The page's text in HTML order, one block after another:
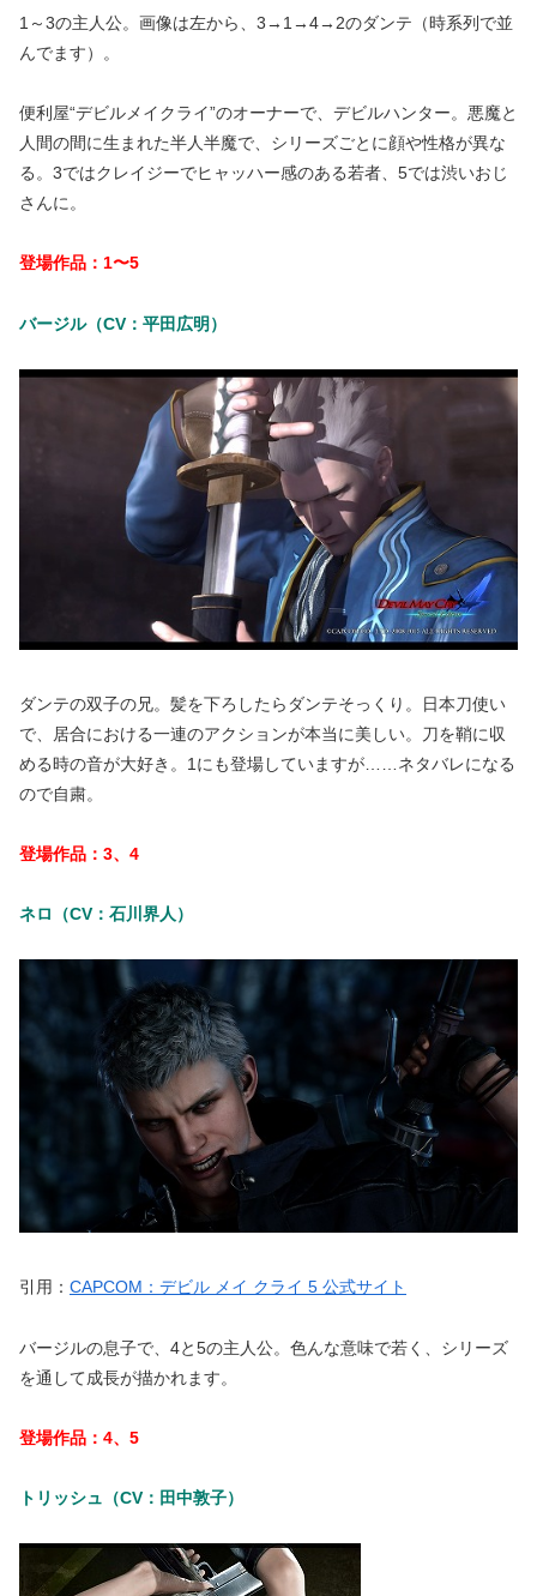
1～3の主人公。画像は左から、3→1→4→2のダンテ（時系列で並
んでます）。
便利屋“デビルメイクライ”のオーナーで、デビルハンター。悪魔と
人間の間に生まれた半人半魔で、シリーズごとに顔や性格が異な
る。3ではクレイジーでヒャッハー感のある若者、5では渋いおじ
さんに。
登場作品：1〜5
バージル（CV：平田広明）
ダンテの双子の兄。髪を下ろしたらダンテそっくり。日本刀使い
で、居合における一連のアクションが本当に美しい。刀を鞘に収
める時の音が大好き。1にも登場していますが……ネタバレになる
ので自粛。
登場作品：3、4
ネロ（CV：石川界人）
引用： CAPCOM：デビル メイ クライ 5 公式サイト
バージルの息子で、4と5の主人公。色んな意味で若く、シリーズ
を通して成長が描かれます。
登場作品：4、5
トリッシュ（CV：田中敦子）